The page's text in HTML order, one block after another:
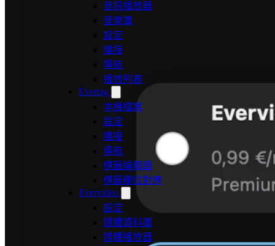
音訊播放器
音樂庫
設定
連接
導航
播放列表
Evertag
本機檔案
設定
連接
導航
標籤編輯器
標籤欄位對應
Evervideo
設定
媒體資料庫
媒體播放器